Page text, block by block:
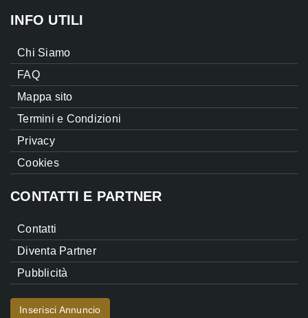
INFO UTILI
Chi Siamo
FAQ
Mappa sito
Termini e Condizioni
Privacy
Cookies
CONTATTI E PARTNER
Contatti
Diventa Partner
Pubblicità
Inserisci Annuncio